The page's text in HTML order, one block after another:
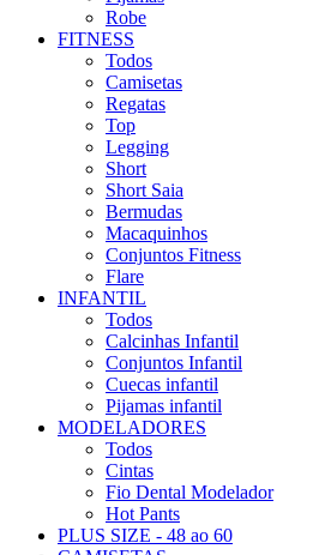
Robe
FITNESS
Todos
Camisetas
Regatas
Top
Legging
Short
Short Saia
Bermudas
Macaquinhos
Conjuntos Fitness
Flare
INFANTIL
Todos
Calcinhas Infantil
Conjuntos Infantil
Cuecas infantil
Pijamas infantil
MODELADORES
Todos
Cintas
Fio Dental Modelador
Hot Pants
PLUS SIZE - 48 ao 60